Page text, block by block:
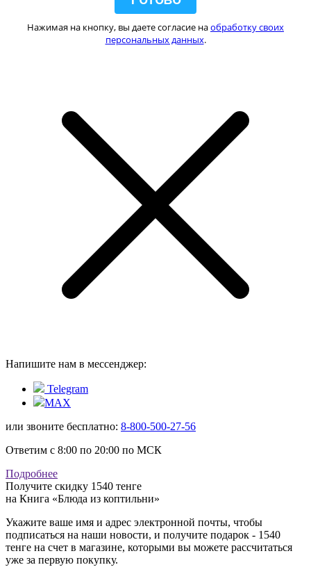
Нажимая на кнопку, вы даете согласие наобработку своих
персональных данных.
Напишите нам в мессенджер:
Telegram
MAX
или звоните бесплатно: 8-800-500-27-56
Ответим с 8:00 по 20:00 по МСК
Подробнее
Получите скидку 1540 тенге
на Книга «Блюда из коптильни»
Укажите ваше имя и адрес электронной почты, чтобы
подписаться на наши новости, и получите подарок - 1540
тенге на счет в магазине, которыми вы можете рассчитаться
уже за первую покупку.